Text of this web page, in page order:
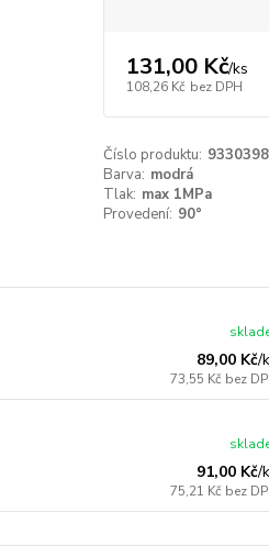
131,00 Kč/ks
108,26 Kč bez DPH
Číslo produktu: 9330398
Barva: modrá
Tlak: max 1MPa
Provedení: 90°
89,00 Kč/
73,55 Kč bez
91,00 Kč/
75,21 Kč bez